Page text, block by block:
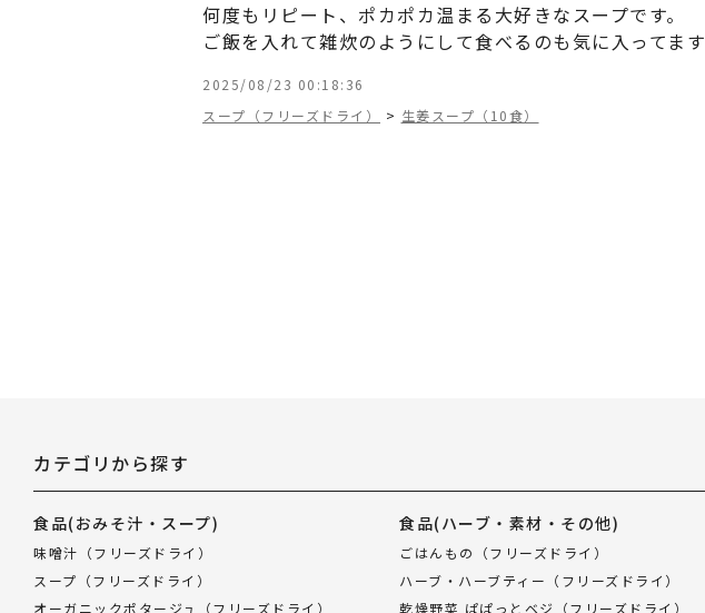
何度もリピート、ポカポカ温まる大好きなスープです。
ご飯を入れて雑炊のようにして食べるのも気に入ってます
2025/08/23 00:18:36
スープ（フリーズドライ）
> 生姜スープ（10食）
カテゴリから探す
食品(おみそ汁・スープ)
味噌汁（フリーズドライ）
スープ（フリーズドライ）
オーガニックポタージュ（フリーズドライ）
食品(ハーブ・素材・その他)
ごはんもの（フリーズドライ）
ハーブ・ハーブティー（フリーズドライ）
乾燥野菜 ぱぱっとベジ（フリーズドライ）